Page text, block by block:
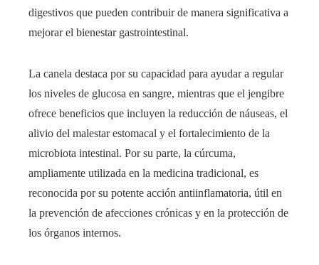
digestivos que pueden contribuir de manera significativa a
mejorar el bienestar gastrointestinal.
La canela destaca por su capacidad para ayudar a regular
los niveles de glucosa en sangre, mientras que el jengibre
ofrece beneficios que incluyen la reducción de náuseas, el
alivio del malestar estomacal y el fortalecimiento de la
microbiota intestinal. Por su parte, la cúrcuma,
ampliamente utilizada en la medicina tradicional, es
reconocida por su potente acción antiinflamatoria, útil en
la prevención de afecciones crónicas y en la protección de
los órganos internos.